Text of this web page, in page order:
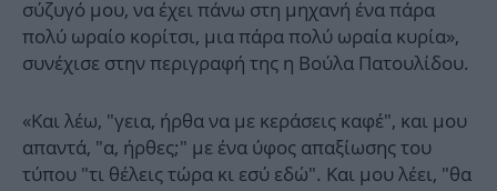
σύζυγό μου, να έχει πάνω στη μηχανή ένα πάρα
πολύ ωραίο κορίτσι, μια πάρα πολύ ωραία κυρία»,
συνέχισε στην περιγραφή της η Βούλα Πατουλίδου.
«Και λέω, "γεια, ήρθα να με κεράσεις καφέ", και μου
απαντά, "α, ήρθες;" με ένα ύφος απαξίωσης του
τύπου "τι θέλεις τώρα κι εσύ εδώ". Και μου λέει, "θα